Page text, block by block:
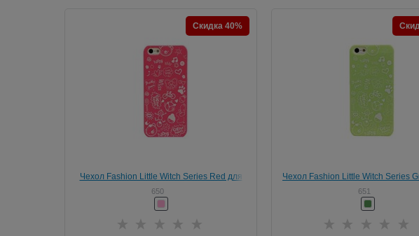
Чехол Fashion Little Witch Series Red для
iPhone 5/5s
650
Скидка 40%
Чехол Fashion Little Witch Series
iPhone 5/5s
651